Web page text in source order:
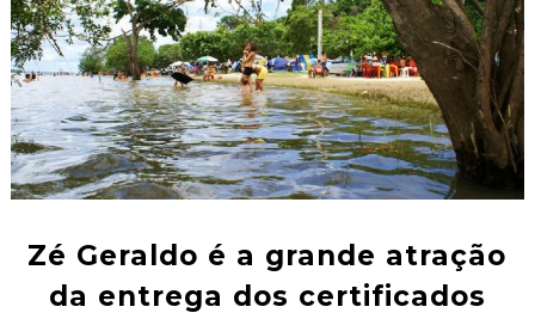
Zé Geraldo é a grande atração
da entrega dos certificados